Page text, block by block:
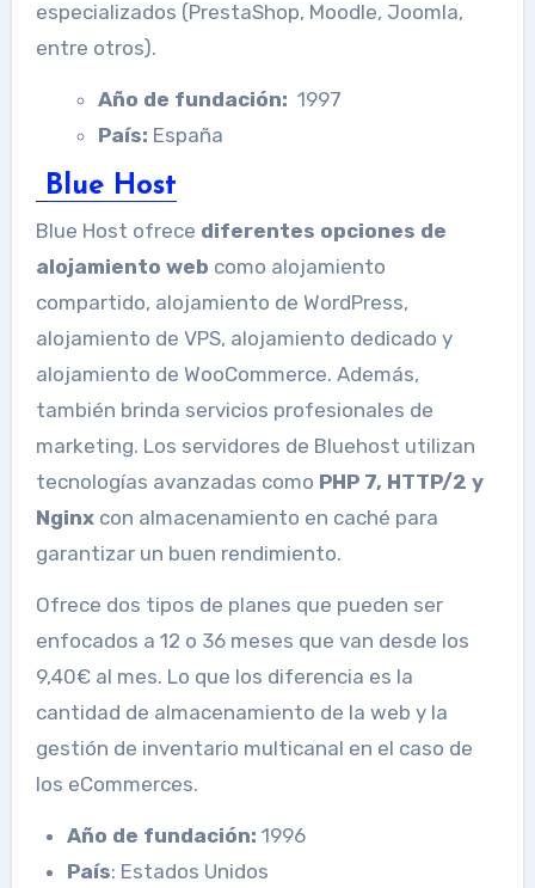
especializados (PrestaShop, Moodle, Joomla,
entre otros).
Año de fundación: 1997
País: España
Blue Host
Blue Host ofrece diferentes opciones de
alojamiento web como alojamiento
compartido, alojamiento de WordPress,
alojamiento de VPS, alojamiento dedicado y
alojamiento de WooCommerce. Además,
también brinda servicios profesionales de
marketing. Los servidores de Bluehost utilizan
tecnologías avanzadas como PHP 7, HTTP/2 y
Nginxcon almacenamiento en caché para
garantizar un buen rendimiento.
Ofrece dos tipos de planes que pueden ser
enfocados a 12 o 36 meses que van desde los
9,40€ al mes. Lo que los diferencia es la
cantidad de almacenamiento de la web y la
gestión de inventario multicanal en el caso de
los eCommerces.
Año de fundación: 1996
País: Estados Unidos